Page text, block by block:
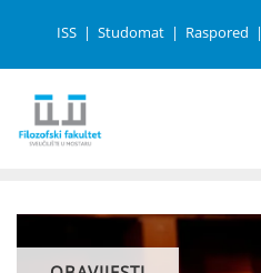
ISS Studomat Raspored